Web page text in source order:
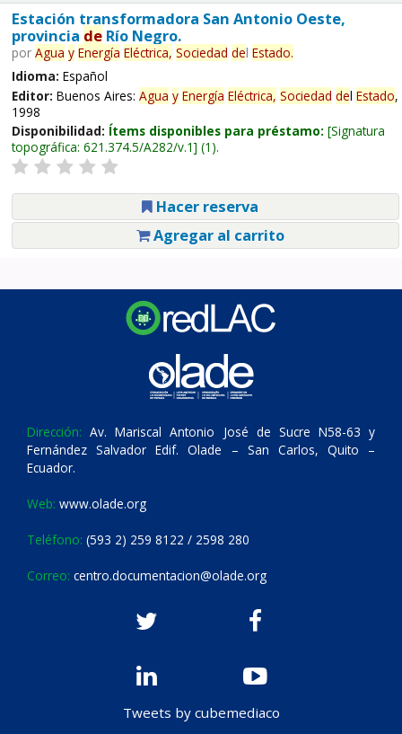
Estación transformadora San Antonio Oeste,
provincia deRío Negro.
por Agua y Energía Eléctrica, Sociedad del Estado.
Idioma: Español
Editor: Buenos Aires: Agua y Energía Eléctrica, Sociedad del Estado,
1998
Disponibilidad: Ítems disponibles para préstamo: Signatura
topográfica: 621.374.5/A282/v.1 (1).
Hacer reserva
Agregar al carrito
Dirección: Av. Mariscal Antonio José de Sucre N58-63 y
Fernández Salvador Edif. Olade – San Carlos, Quito –
Ecuador.
Web: www.olade.org
Teléfono: (593 2) 259 8122 / 2598 280
Correo: centro.documentacion@olade.org
Tweets by cubemediaco